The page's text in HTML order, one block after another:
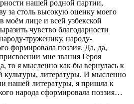
нашей родной партии,
за столь высокую оценку моего
моём лице и всей узбекской
чувство благодарности
труженику, народу-
формировала поэзия. Да, да,
мне звания Героя
то я мысленно как бы вернулась к
культуры, литературы. И мысленно
нашей литературы, я пришла к
народа сформировала поэзия…